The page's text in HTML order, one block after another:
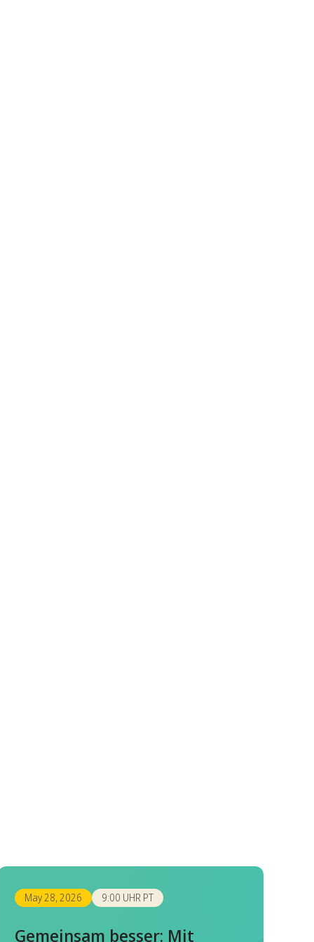
May 28, 2026 9:00 UHR PT
Gemeinsam besser: Mit